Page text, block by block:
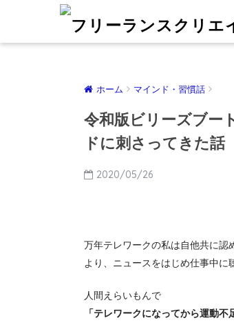
ホーム マインド・習慣話
令和版ビリーズブー
ドに刺さってきた話
2020/05/26
万年テレワークの私は自他共に認
より、ニュースをはじめ仕事中に
人間えらいもんで
「テレワークになってから運動不